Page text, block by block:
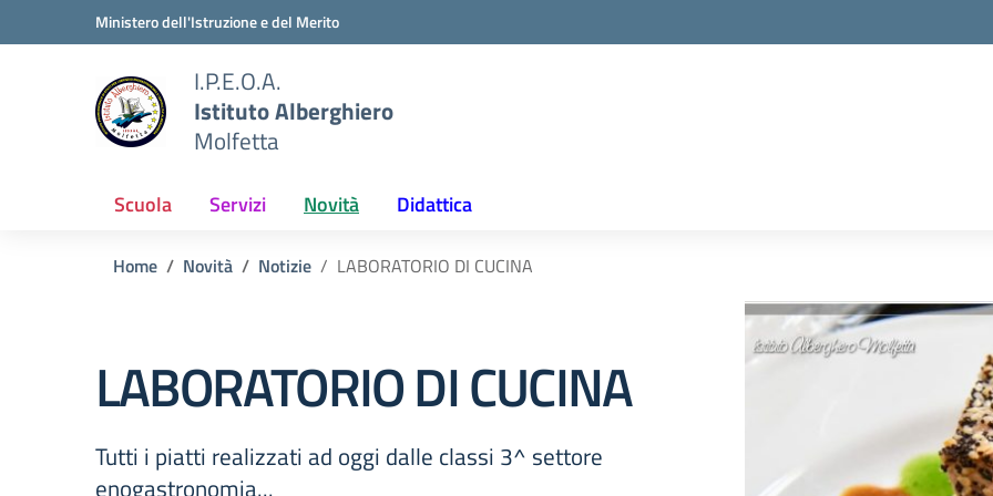
Vai ai contenuti
Vai al menu di navigazioneMinistero dell'Istruzione e del Merito
I.P.E.O.A.
Istituto Alberghiero
Molfetta
Scuola Servizi Novità Didattica
Home Novità Notizie LABORATORIO DI CUCINA
LABORATORIO DI CUCINA
Tutti i piatti realizzati ad oggi dalle classi 3^ settore
enogastronomia...